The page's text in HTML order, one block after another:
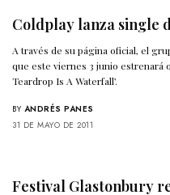
Coldplay lanza single
A través de su página oficial, el
que este viernes 3 junio estrenará
Teardrop Is A Waterfall’.
BY ANDRÉS PANES
31 DE MAYO DE 2011
Festival Glastonbury